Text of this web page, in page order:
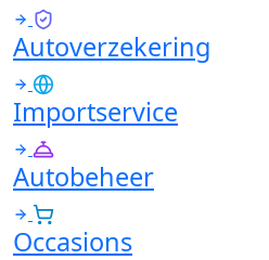
Autoverzekering
Importservice
Autobeheer
Occasions